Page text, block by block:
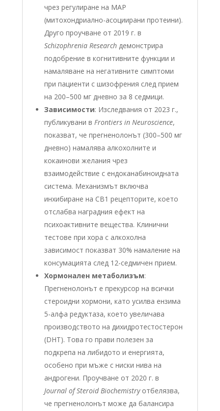
чрез регулиране на MAP
(митохондриално-асоциирани протеини).
Друго проучване от 2019 г. в
Schizophrenia Researchдемонстрира
подобрение в когнитивните функции и
намаляване на негативните симптоми
при пациенти с шизофрения след прием
на 200–500 мг дневно за 8 седмици.
Зависимости: Изследвания от 2023 г.,
публикувани в Frontiers in Neuroscience,
показват, че прегненолонът (300–500 мг
дневно) намалява алкохолните и
кокаинови желания чрез
взаимодействие с ендоканабиноидната
система. Механизмът включва
инхибиране на CB1 рецепторите, което
отслабва наградния ефект на
психоактивните вещества. Клинични
тестове при хора с алкохолна
зависимост показват 30% намаление на
консумацията след 12-седмичен прием.
Хормонален метаболизъм:
Прегненолонът е прекурсор на всички
стероидни хормони, като усилва ензима
5-алфа редуктаза, което увеличава
производството на дихидротестостерон
(DHT). Това го прави полезен за
подкрепа на либидото и енергията,
особено при мъже с ниски нива на
андрогени. Проучване от 2020 г. в
Journal of Steroid Biochemistryотбелязва,
че прегненолонът може да балансира